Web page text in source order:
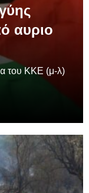
αυριο
του ΚΚΕ (μ-λ)